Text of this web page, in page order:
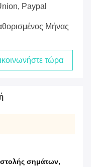
Paypal
Μήνας
τώρα
σημάτων,